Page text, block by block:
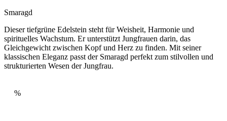
Smaragd
Dieser tiefgrüne Edelstein steht für Weisheit, Harmonie und
spirituelles Wachstum. Er unterstützt Jungfrauen darin, das
Gleichgewicht zwischen Kopf und Herz zu finden. Mit seiner
klassischen Eleganz passt der Smaragd perfekt zum stilvollen und
strukturierten Wesen der Jungfrau.
%